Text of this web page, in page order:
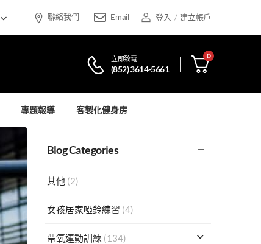
聯絡我們 Email 登入 / 建立帳戶
立即致電:
(852) 3614-5661
0
專題報導 客製化健身房
Blog Categories
其他 (2)
女孩居家啞鈴練習 (4)
帶氧運動訓練 (134)